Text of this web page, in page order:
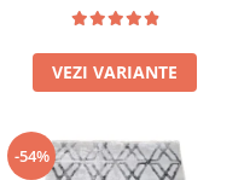
VEZI VARIANTE
-54%